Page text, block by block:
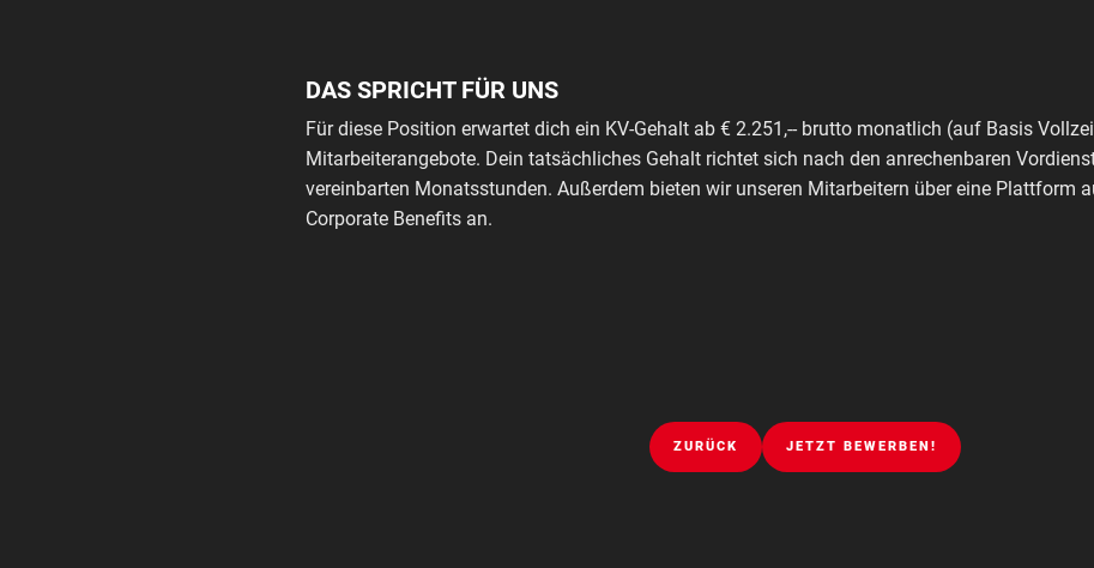
DAS SPRICHT FÜR UNS
Für diese Position erwartet dich ein KV-Gehalt ab € 2.251,-- brutto monatlich (auf Basis
Mitarbeiterangebote. Dein tatsächliches Gehalt richtet sich nach den anrechenbaren
vereinbarten Monatsstunden. Außerdem bieten wir unseren Mitarbeitern über eine Plattform
Corporate Benefits an.
ZURÜCK JETZT BEWERBEN!